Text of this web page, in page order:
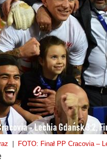
FOTO: Finał PP Cracovia –